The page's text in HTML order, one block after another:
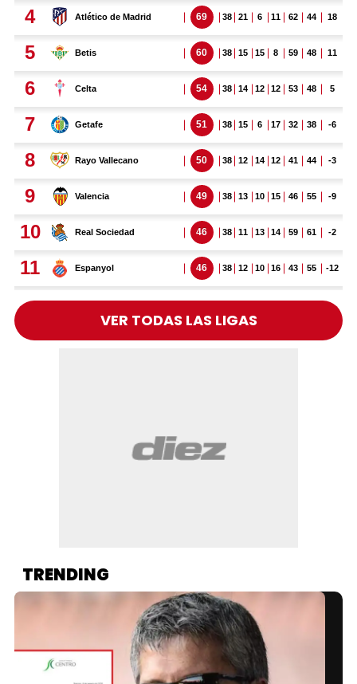
VER TODAS LAS LIGAS
TRENDING